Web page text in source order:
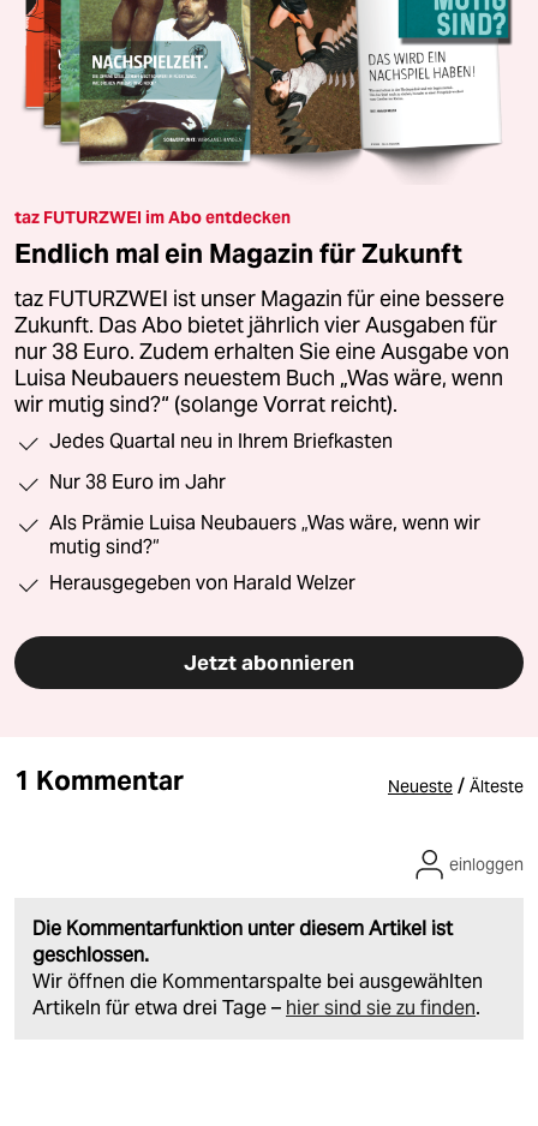
taz FUTURZWEI im Abo entdecken
Endlich mal ein Magazin für Zukunft
taz FUTURZWEI ist unser Magazin für eine bessere
Zukunft. Das Abo bietet jährlich vier Ausgaben für
nur 38 Euro. Zudem erhalten Sie eine Ausgabe von
Luisa Neubauers neuestem Buch „Was wäre, wenn
wir mutig sind?“ (solange Vorrat reicht).
Jedes Quartal neu in Ihrem Briefkasten
Nur 38 Euro im Jahr
Als Prämie Luisa Neubauers „Was wäre, wenn wir
mutig sind?“
Herausgegeben von Harald Welzer
Jetzt abonnieren
1 Kommentar Neueste / Älteste
Die Kommentarfunktion unter diesem Artikel ist
geschlossen.
Wir öffnen die Kommentarspalte bei ausgewählten
Artikeln für etwa drei Tage – hier sind sie zu finden.
einloggen